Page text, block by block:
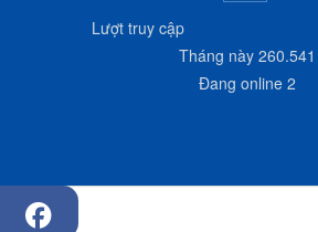
Lượt truy cập
Tháng này 260.541
Đang online 2